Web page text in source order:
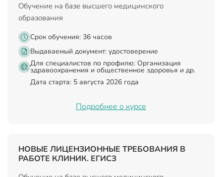
Обучение на базе высшего медицинского
образования
Срок обучения: 36 часов
Выдаваемый документ: удостоверение
Для специалистов по профилю: Организация
здравоохранения и общественное здоровья и др.
Дата старта: 5 августа 2026 года
Подробнее о курсе
НОВЫЕ ЛИЦЕНЗИОННЫЕ ТРЕБОВАНИЯ В
РАБОТЕ КЛИНИК. ЕГИСЗ